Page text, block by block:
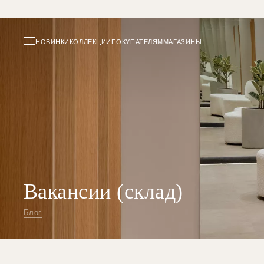
НОВИНКИКОЛЛЕКЦИИПОКУПАТЕЛЯММАГАЗИНЫ
Вакансии (склад)
Блог